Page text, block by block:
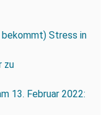
Stress in
zu
13. Februar 2022: